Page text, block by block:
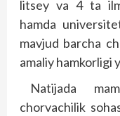
litsey va 4 ta
hamda
mavjud barcha
amaliy hamkorligi
Natijada
chorvachilik